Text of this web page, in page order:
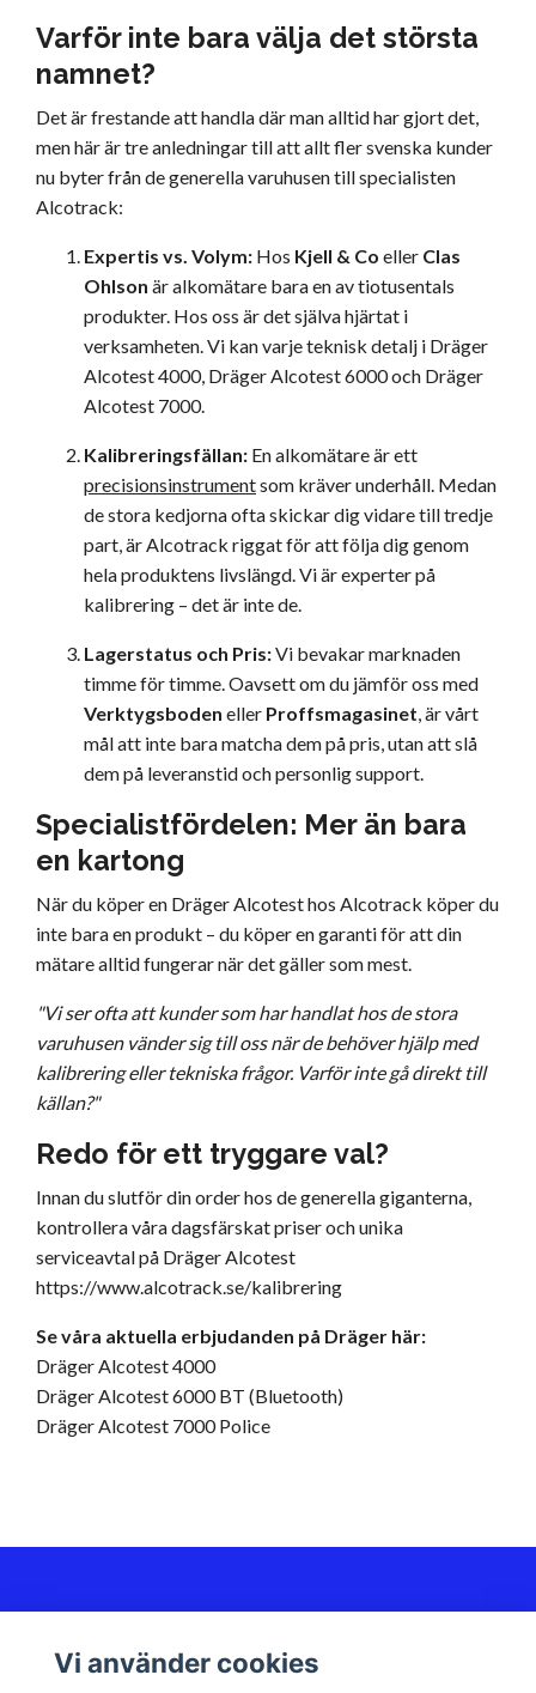
Varför inte bara välja det största
namnet?
Det är frestande att handla där man alltid har gjort det,
men här är tre anledningar till att allt fler svenska kunder
nu byter från de generella varuhusen till specialisten
Alcotrack:
Expertis vs. Volym: Hos Kjell & Co eller Clas
Ohlson är alkomätare bara en av tiotusentals
produkter. Hos oss är det själva hjärtat i
verksamheten. Vi kan varje teknisk detalj i Dräger
Alcotest 4000, Dräger Alcotest 6000 och Dräger
Alcotest 7000.
Kalibreringsfällan: En alkomätare är ett
precisionsinstrumentsom kräver underhåll. Medan
de stora kedjorna ofta skickar dig vidare till tredje
part, är Alcotrack riggat för att följa dig genom
hela produktens livslängd. Vi är experter på
kalibrering – det är inte de.
Lagerstatus och Pris:Vi bevakar marknaden
timme för timme. Oavsett om du jämför oss med
Verktygsboden eller Proffsmagasinet, är vårt
mål att inte bara matcha dem på pris, utan att slå
dem på leveranstid och personlig support.
Specialistfördelen: Mer än bara
en kartong
När du köper en Dräger Alcotest hos Alcotrack köper du
inte bara en produkt – du köper en garanti för att din
mätare alltid fungerar när det gäller som mest.
"Vi ser ofta att kunder som har handlat hos de stora
varuhusen vänder sig till oss när de behöver hjälp med
kalibrering eller tekniska frågor. Varför inte gå direkt till
källan?"
Redo för ett tryggare val?
Innan du slutför din order hos de generella giganterna,
kontrollera våra dagsfärskat priser och unika
serviceavtal på Dräger Alcotest
https://www.alcotrack.se/kalibrering
Se våra aktuella erbjudanden på Dräger här:
Dräger Alcotest 4000
Dräger Alcotest 6000 BT (Bluetooth)
Dräger Alcotest 7000 Police
Vi använder cookies